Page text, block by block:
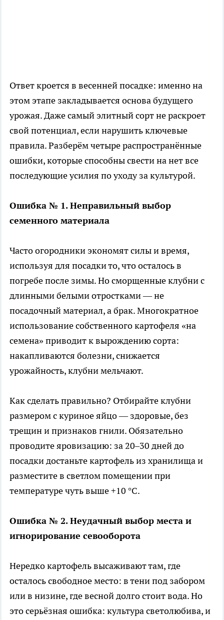
Ответ кроется в весенней посадке: именно на
этом этапе закладывается основа будущего
урожая. Даже самый элитный сорт не раскроет
свой потенциал, если нарушить ключевые
правила. Разберём четыре распространённые
ошибки, которые способны свести на нет все
последующие усилия по уходу за культурой.
Ошибка № 1. Неправильный выбор
семенного материала
Часто огородники экономят силы и время,
используя для посадки то, что осталось в
погребе после зимы. Но сморщенные клубни с
длинными белыми отростками — не
посадочный материал, а брак. Многократное
использование собственного картофеля «на
семена» приводит к вырождению сорта:
накапливаются болезни, снижается
урожайность, клубни мельчают.
Как сделать правильно? Отбирайте клубни
размером с куриное яйцо — здоровые, без
трещин и признаков гнили. Обязательно
проводите яровизацию: за 20–30 дней до
посадки достаньте картофель из хранилища и
разместите в светлом помещении при
температуре чуть выше +10 °C.
Ошибка № 2. Неудачный выбор места и
игнорирование севооборота
Нередко картофель высаживают там, где
осталось свободное место: в тени под забором
или в низине, где весной долго стоит вода. Но
это серьёзная ошибка: культура светолюбива, и